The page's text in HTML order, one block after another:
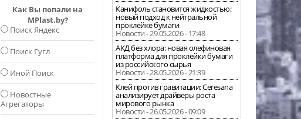
Как Вы попали на
MPlast.by?
Поиск Яндекс
Поиск Гугл
Иной Поиск
Новостные
Агрегаторы
Канифоль становится жидкостью:
новый подход к нейтральной
проклейке бумаги
Новости - 29.05.2026 - 17:48
АКД без хлора: новая олефиновая
платформа для проклейки бумаги
из российского сырья
Новости - 28.05.2026 - 21:39
Клей против гравитации: Ceresana
анализирует драйверы роста
мирового рынка
Новости - 26.05.2026 - 09:09